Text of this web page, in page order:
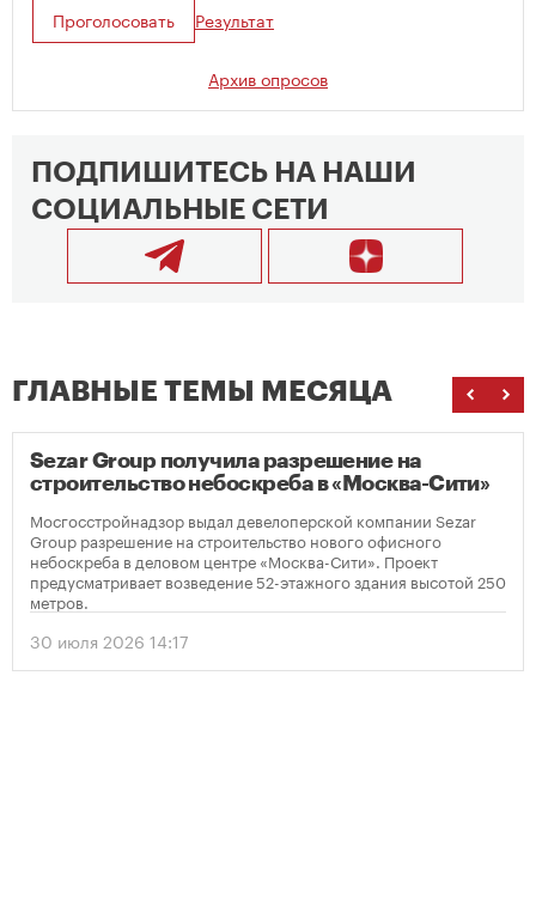
Проголосовать Результат
Архив опросов
ПОДПИШИТЕСЬ НА НАШИ
СОЦИАЛЬНЫЕ СЕТИ
ГЛАВНЫЕ ТЕМЫ МЕСЯЦА
Sezar Group получила разрешение на
строительство небоскреба в «Москва-Сити»
Мосгосстройнадзор выдал девелоперской компании Sezar
Group разрешение на строительство нового офисного
небоскреба в деловом центре «Москва-Сити». Проект
предусматривает возведение 52-этажного здания высотой 250
метров.
30 июля 2026 14:17